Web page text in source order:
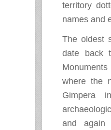
territory
names and
The oldest
date back
where the
Gimpera
and